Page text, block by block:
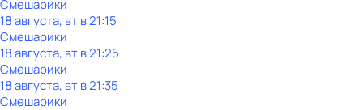
Смешарики
18 августа, вт в 21:15
Смешарики
18 августа, вт в 21:25
Смешарики
18 августа, вт в 21:35
Смешарики